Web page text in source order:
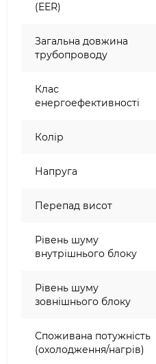
(EER)
Загальна довжина
трубопроводу
Клас
енергоефективності
Колір
Напруга
Перепад висот
Рівень шуму
внутрішнього блоку
Рівень шуму
зовнішнього блоку
Споживана потужність
(охолодження/нагрів)